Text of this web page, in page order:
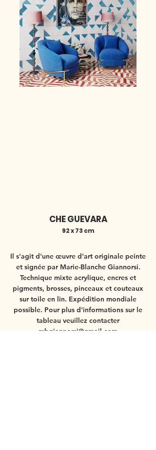
CHE GUEVARA
92 x 73 cm
Il s'agit d'une œuvre d'art originale peinte
et signée par Marie-Blanche Giannorsi.
Technique mixte acrylique, encres et
pigments, brosses, pinceaux et couteaux
sur toile en lin. Expédition mondiale
possible. Pour plus d'informations sur le
tableau veuillez contacter
mbgiannorsi@gmail.com